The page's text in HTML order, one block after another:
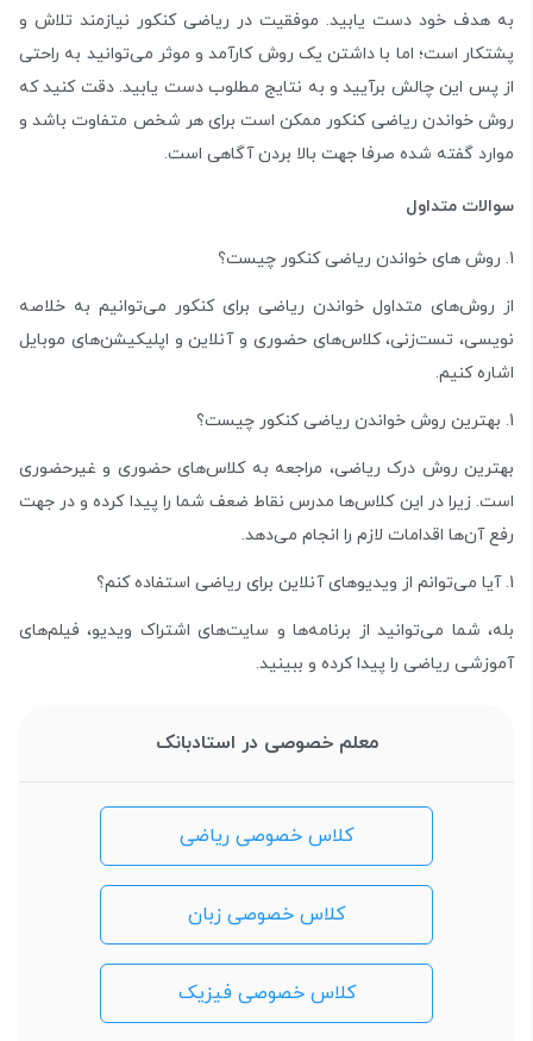
به هدف خود دست یابید. موفقیت در ریاضی کنکور نیازمند تلاش و
پشتکار است؛ اما با داشتن یک روش کارآمد و موثر می‌توانید به راحتی
از پس این چالش برآیید و به نتایج مطلوب دست یابید. دقت کنید که
روش خواندن ریاضی کنکور ممکن است برای هر شخص متفاوت باشد و
موارد گفته شده صرفا جهت بالا بردن آگاهی است.
سوالات متداول
روش های خواندن ریاضی کنکور چیست؟
از روش‌های متداول خواندن ریاضی برای کنکور می‌توانیم به خلاصه
نویسی، تست‌زنی، کلاس‌های حضوری و آنلاین و اپلیکیشن‌های موبایل
اشاره کنیم.
بهترین روش خواندن ریاضی کنکور چیست؟
بهترین روش درک ریاضی، مراجعه به کلاس‌های حضوری و غیرحضوری
است. زیرا در این کلاس‌ها مدرس نقاط ضعف شما را پیدا کرده و در جهت
رفع آن‌ها اقدامات لازم را انجام می‌دهد.
آیا می‌توانم از ویدیو‌های آنلاین برای ریاضی استفاده کنم؟
بله، شما می‌توانید از برنامه‌ها و سایت‌های اشتراک ویدیو، فیلم‌های
آموزشی ریاضی را پیدا کرده و ببینید.
معلم خصوصی در استادبانک
کلاس خصوصی ریاضی
کلاس خصوصی زبان
کلاس خصوصی فیزیک